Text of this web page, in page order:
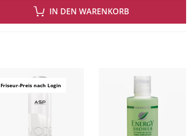
IN DEN WARENKORB
Friseur-Preis nach Login